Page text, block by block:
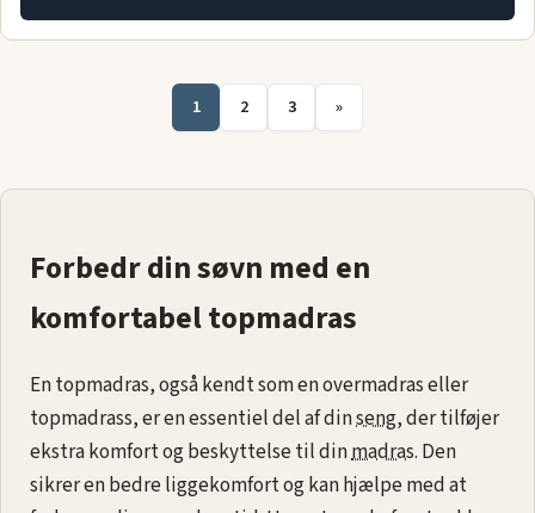
1 2 3 »
Forbedr din søvn med en
komfortabel topmadras
En topmadras, også kendt som en overmadras eller
topmadrass, er en essentiel del af dinseng, der tilføjer
ekstra komfort og beskyttelse til dinmadras. Den
sikrer en bedre liggekomfort og kan hjælpe med at